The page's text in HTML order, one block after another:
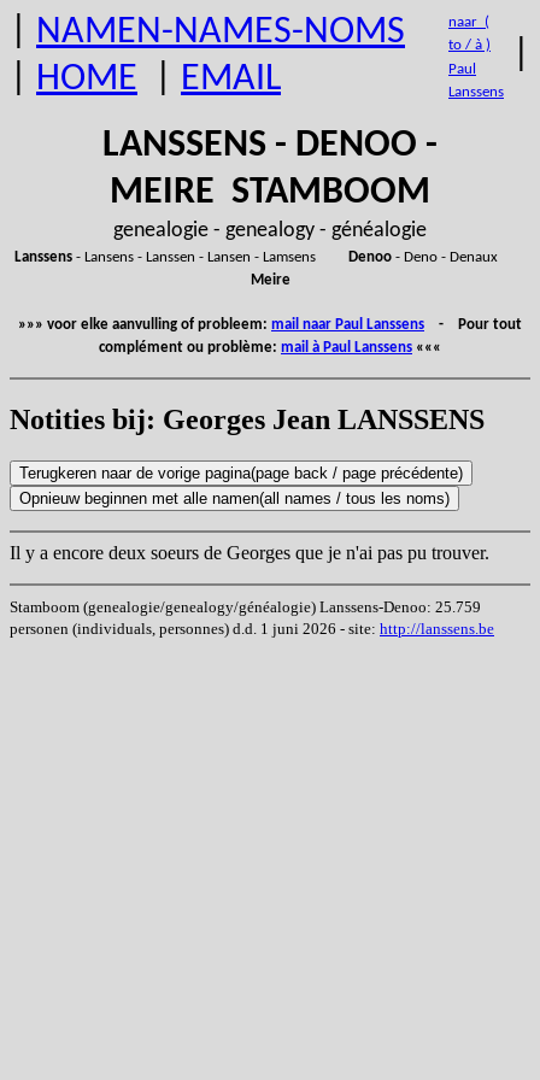
NAMEN-NAMES-NOMS
HOME EMAIL
naar (
to / à )
Paul
Lanssens
LANSSENS - DENOO -
MEIRE STAMBOOM
genealogie - genealogy - généalogie
Lanssens- Lansens - Lanssen - Lansen - Lamsens Denoo- Deno - Denaux
Meire
»»» voor elke aanvulling of probleem: mail naar Paul Lanssens - Pour tout
complément ou problème: mail à Paul Lanssens «««
Notities bij: Georges Jean LANSSENS
Il y a encore deux soeurs de Georges que je n'ai pas pu trouver.
Stamboom (genealogie/genealogy/généalogie) Lanssens-Denoo: 25.759
personen (individuals, personnes) d.d. 1 juni 2026 - site: http://lanssens.be